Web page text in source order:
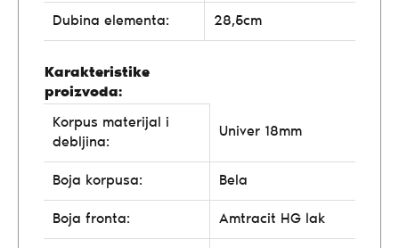
Dubina elementa: 28,5cm
Karakteristike
proizvoda:
Korpus materijal i
debljina:
Univer 18mm
Boja korpusa: Bela
Boja fronta: Amtracit HG lak